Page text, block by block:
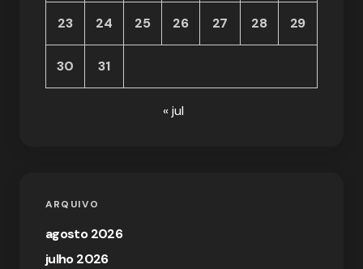
23 24 25 26 27 28 29
30 31
« jul
ARQUIVO
agosto 2026
julho 2026